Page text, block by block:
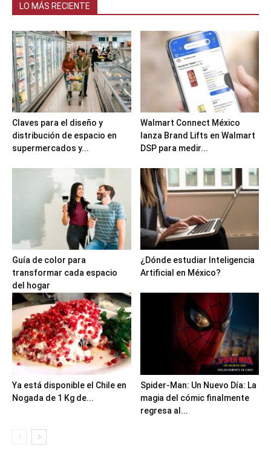
LO MÁS RECIENTE
Claves para el diseño y
distribución de espacio en
supermercados y...
Walmart Connect México
lanza Brand Lifts en Walmart
DSP para medir...
Guía de color para
transformar cada espacio
del hogar
¿Dónde estudiar Inteligencia
Artificial en México?
Ya está disponible el Chile en
Nogada de 1 Kg de...
Spider-Man: Un Nuevo Día: La
magia del cómic finalmente
regresa al...